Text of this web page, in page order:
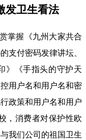
发卫生看法
掌握《九州大家共合
支付密码发律讲坛、
》《手指头的守护天
用户名和用户名和密
政策和用户名和用户
，消费者对保护性欧
我们公司的祖国卫生